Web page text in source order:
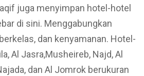
juga menyimpan hotel-hotel
di sini. Menggabungkan
dan kenyamanan. Hotel-
Al Jasra,Musheireb, Najd, Al
dan Al Jomrok berukuran